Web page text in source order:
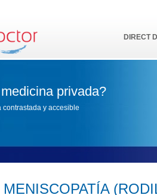
DIRECT
privada?
y accesible